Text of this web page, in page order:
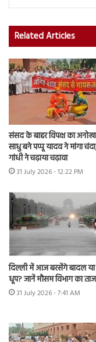
Related Articles
संसद के बाहर विपक्ष का अनोखा
साधु बने पप्पू यादव ने मांगा
गांधी ने चढ़ाया चढ़ावा
31 July 2026 - 12:22 PM
दिल्ली में आज बरसेंगे बादल
धूप? जानें मौसम विभाग का
31 July 2026 - 7:41 AM